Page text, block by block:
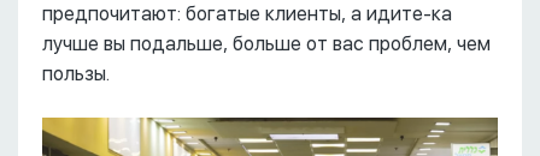
предпочитают: богатые клиенты, а идите-ка
лучше вы подальше, больше от вас проблем, чем
пользы.